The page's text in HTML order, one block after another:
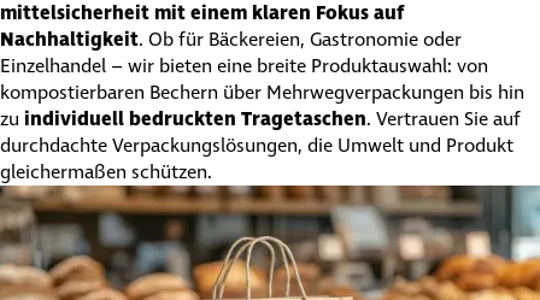
mit­tel­si­cher­heit mit einem klaren Fokus auf
Nachhaltigkeit. Ob für Bäckereien, Gastronomie oder
Einzelhandel – wir bieten eine breite Produktauswahl: von
kompos­tier­baren Bechern über Mehr­weg­ver­pa­ckungen bis hin
zu individuell bedruckten Tragetaschen. Vertrauen Sie auf
durchdachte Verpa­ckungs­lö­sungen, die Umwelt und Produkt
gleichermaßen schützen.